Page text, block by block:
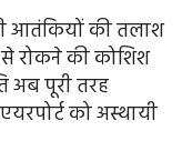
आतंकियों की तलाश
रोकने की कोशिश
अब पूरी तरह
को अस्थायी